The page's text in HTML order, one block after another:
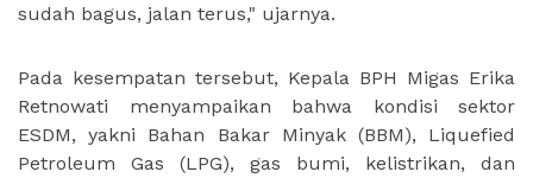
sudah bagus, jalan terus," ujarnya.
Pada kesempatan tersebut, Kepala BPH Migas Erika
Retnowati menyampaikan bahwa kondisi sektor
ESDM, yakni Bahan Bakar Minyak (BBM), Liquefied
Petroleum Gas (LPG), gas bumi, kelistrikan, dan